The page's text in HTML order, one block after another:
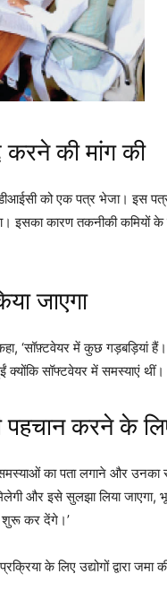
की मांग की
को एक पत्र भेजा। इस
इसका कारण तकनीकी कमियों
जाएगा
‘सॉफ़्टवेयर में कुछ गड़बड़ियां
सॉफ्टवेयर में समस्याएं थीं।
पहचान करने के
समस्याओं का पता लगाने और
मिलेगी और इसे सुलझा लिया
शुरू कर देंगे।’
के लिए उद्योगों द्वारा